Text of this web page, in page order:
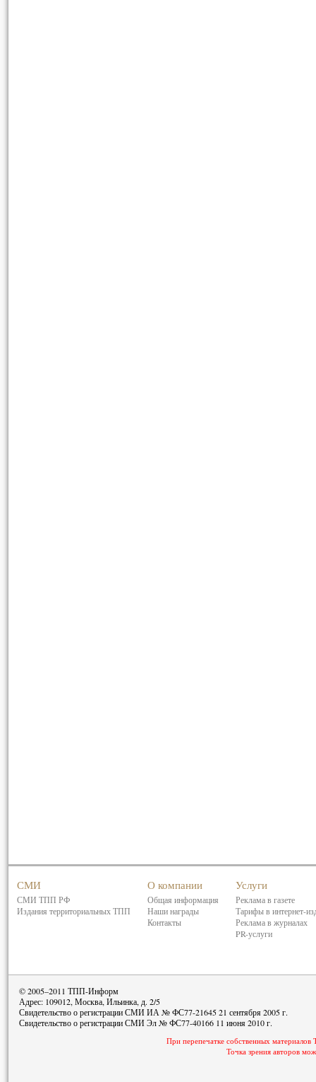
СМИ
СМИ ТПП РФ
Издания территориальных ТПП
О компании
Общая информация
Наши награды
Контакты
Услуги
Реклама в газете
Тарифы в интернет-
Реклама в журналах
PR-услуги
© 2005–2011 ТПП-Информ
Адрес: 109012, Москва, Ильинка, д. 2/5
Свидетельство о регистрации СМИ ИА № ФС77-21645 21 сентября 2005 г.
Свидетельство о регистрации СМИ Эл № ФС77-40166 11 июня 2010 г.
При перепечатке собственных
Точка зрения авторов